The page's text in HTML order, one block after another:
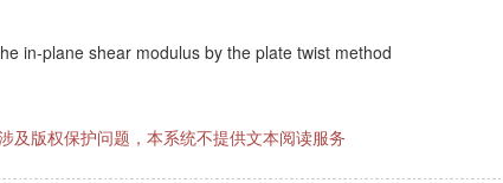
in-plane shear modulus by the plate twist method
及版权保护问题，本系统不提供文本阅读服务